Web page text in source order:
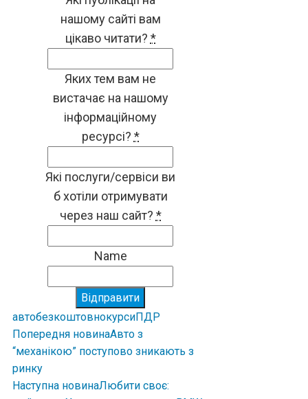
нашому сайті вам
цікаво читати? *
Яких тем вам не
вистачає на нашому
інформаційному
ресурсі? *
Які послуги/сервіси ви
б хотіли отримувати
через наш сайт? *
Name
Відправити
автобезкоштовнокурсиПДР
Попередня новинаАвто з
“механікою” поступово зникають з
ринку
Наступна новинаЛюбити своє: